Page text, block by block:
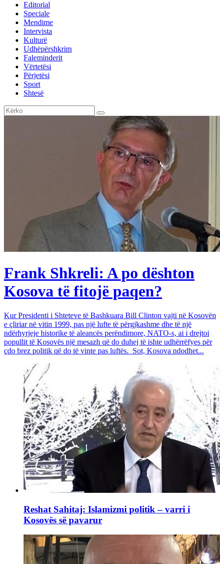
Editorial
Speciale
Mendime
Intervista
Kulturë
Udhëpërshkrim
Faleminderit
Vërtetësi
Përjetësi
Sport
Shtesë
Frank Shkreli: A po dështon
Kosova të fitojë paqen?
Kur Presidenti i Shteteve të Bashkuara Bill Clinton vajti në Kosovën
e çliriar në vitin 1999, pas një lufte të përgjkashme dhe të një
ndërhyrjeje historike të aleancës perëndimore, NATO-s, ai i drejtoi
popullit të Kosovës një mesazh që do duhej të ishte udhërrëfyes për
çdo brez politik që do të vinte pas luftës. Sot, Kosova ndodhet...
Reshat Sahitaj: Islamizmi politik – varri i
Kosovës së pavarur